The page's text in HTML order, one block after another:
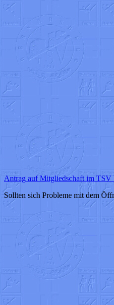
Antrag auf Mitgliedschaft im TSV
Sollten sich Probleme mit dem